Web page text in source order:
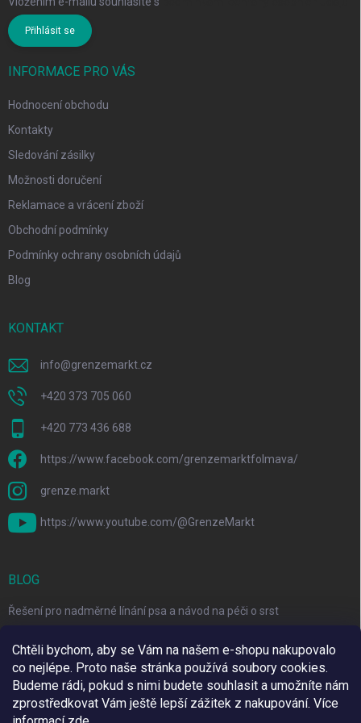
Chtěli bychom, aby se Vám na našem e-shopu nakupovalo
co nejlépe. Proto naše stránka používá soubory cookies.
Budeme rádi, pokud s nimi budete souhlasit a umožníte nám
zprostředkovat Vám ještě lepší zážitek z nakupování. Více
Přihlásit se
INFORMACE PRO VÁS
Hodnocení obchodu
Kontakty
Sledování zásilky
Možnosti doručení
Reklamace a vrácení zboží
Obchodní podmínky
Podmínky ochrany osobních údajů
Blog
KONTAKT
info@grenzemarkt.cz
+420 373 705 060
+420 773 436 688
https://www.facebook.com/grenzemarktfolmava/
grenze.markt
https://www.youtube.com/@GrenzeMarkt
BLOG
Řešení pro nadměrné línání psa a návod na péči o srst
Top 6 značek pro domácí mazlíčky za skvělé ceny